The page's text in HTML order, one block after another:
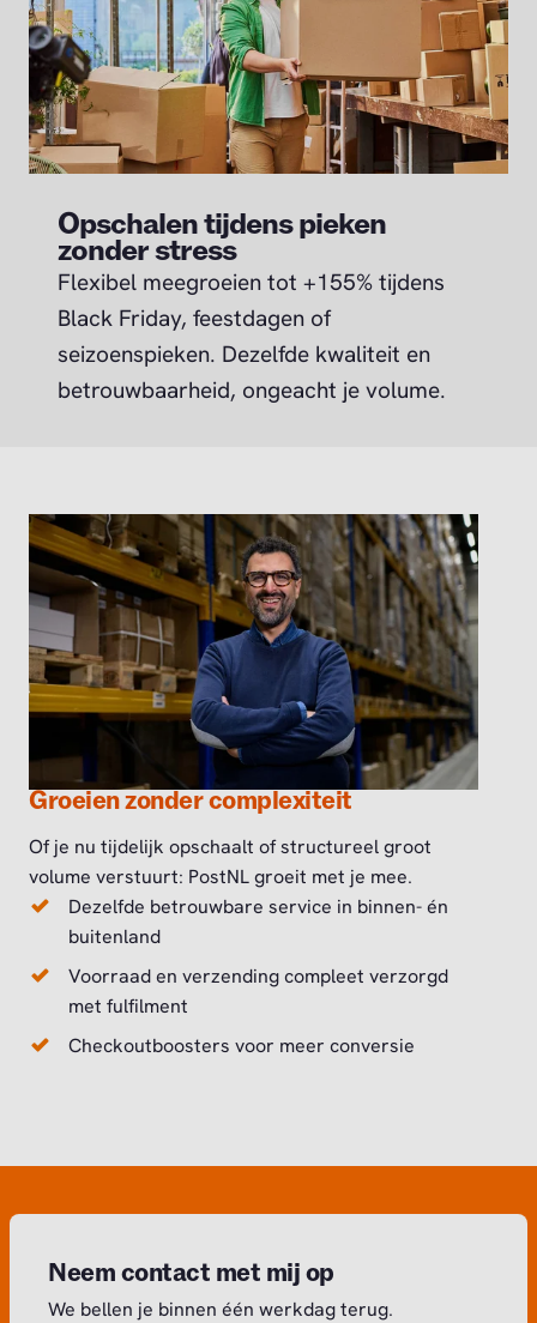
Opschalen tijdens pieken
zonder stress
Flexibel meegroeien tot +155% tijdens
Black Friday, feestdagen of
seizoenspieken. Dezelfde kwaliteit en
betrouwbaarheid, ongeacht je volume.
Groeien zonder complexiteit
Of je nu tijdelijk opschaalt of structureel groot
volume verstuurt: PostNL groeit met je mee.
Dezelfde betrouwbare service in binnen- én
buitenland
Voorraad en verzending compleet verzorgd
met fulfilment
Checkoutboosters voor meer conversie
Neem contact met mij op
We bellen je binnen één werkdag terug.